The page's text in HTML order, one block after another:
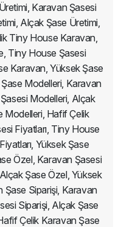
Karavan Şasesi
Alçak Şase Üretimi,
Tiny House Karavan,
Tiny House Şasesi
Karavan, Yüksek Şase
Modelleri, Karavan
Modelleri, Alçak
Modelleri, Hafif Çelik
Fiyatları, Tiny House
Yüksek Şase
Özel, Karavan Şasesi
Şase Özel, Yüksek
Şase Siparişi, Karavan
Siparişi, Alçak Şase
Çelik Karavan Şase